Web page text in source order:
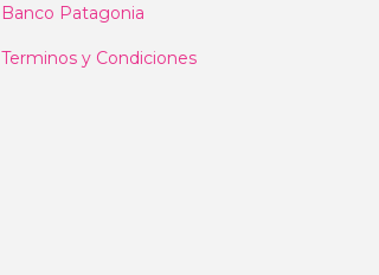
Banco Patagonia
Terminos y Condiciones